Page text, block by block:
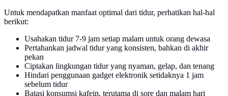
Untuk mendapatkan manfaat optimal dari tidur, perhatikan hal-hal
berikut:
Usahakan tidur 7-9 jam setiap malam untuk orang dewasa
Pertahankan jadwal tidur yang konsisten, bahkan di akhir
pekan
Ciptakan lingkungan tidur yang nyaman, gelap, dan tenang
Hindari penggunaan gadget elektronik setidaknya 1 jam
sebelum tidur
Batasi konsumsi kafein, terutama di sore dan malam hari